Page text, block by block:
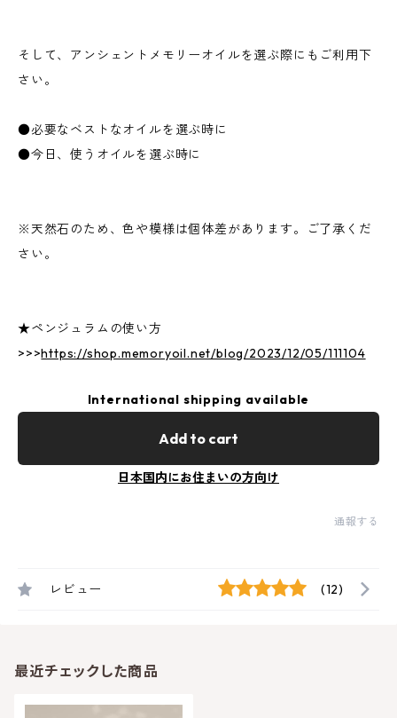
そして、アンシェントメモリーオイルを選ぶ際にもご利用下
さい。
●必要なベストなオイルを選ぶ時に
●今日、使うオイルを選ぶ時に
※天然石のため、色や模様は個体差があります。ご了承くだ
さい。
★ペンジュラムの使い方
>>>https://shop.memoryoil.net/blog/2023/12/05/111104
International shipping available
Add to cart
日本国内にお住まいの方向け
通報する
レビュー (12)
最近チェックした商品